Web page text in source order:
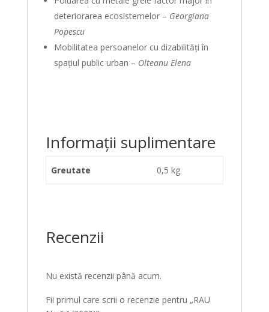
deteriorarea ecosistemelor – Georgiana
Popescu
Mobilitatea persoanelor cu dizabilități în
spațiul public urban – Olteanu Elena
Informații suplimentare
Greutate 0,5 kg
Recenzii
Nu există recenzii până acum.
Fii primul care scrii o recenzie pentru „RAU